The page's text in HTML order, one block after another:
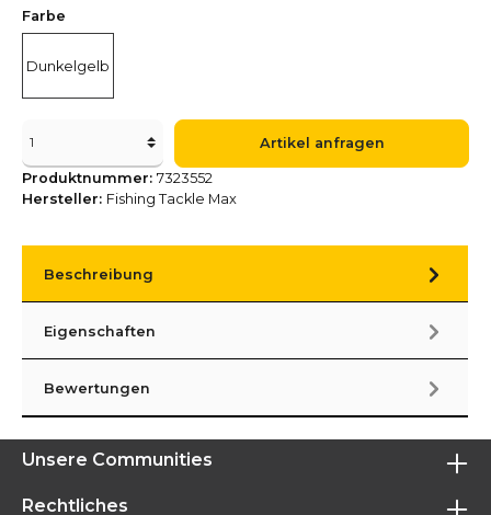
Farbe
Dunkelgelb
Artikel anfragen
Produktnummer: 7323552
Hersteller: Fishing Tackle Max
Beschreibung
Eigenschaften
Bewertungen
Unsere Communities
Rechtliches